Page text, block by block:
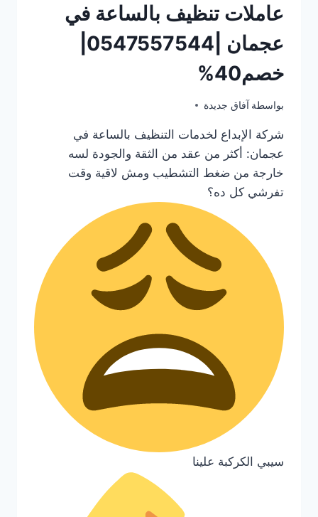
عاملات تنظيف بالساعة في
خصم40%
بواسطة آفاق جديدة مايو 2, 2025
شركة الإبداع لخدمات التنظيف بالساعة في
عجمان: أكثر من عقد من الثقة والجودة لسه
خارجة من ضغط التشطيب ومش لاقية وقت
تفرشي كل ده؟
سيبي الكركبة علينا